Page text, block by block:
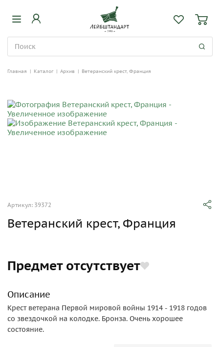
Главная | Каталог | Архив | Ветеранский крест, Франция
Артикул: 39372
Ветеранский крест, Франция
Предмет отсутствует
Описание
Крест ветерана Первой мировой войны 1914 - 1918 годов
со звездочкой на колодке. Бронза. Очень хорошее
состояние.